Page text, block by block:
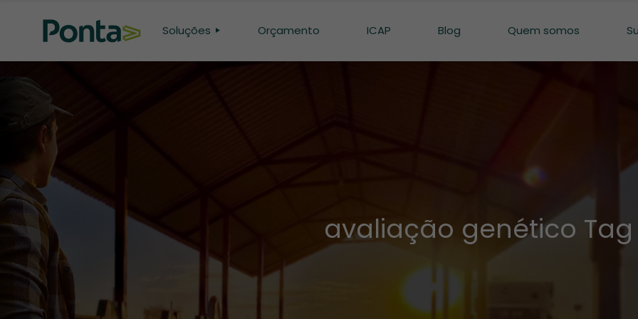
Soluções Orçamento ICAP Blog Quem somos
CONFINAMENTO
avaliação genético Tag